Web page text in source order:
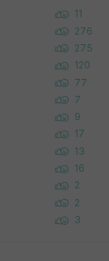
11
276
275
120
77
7
9
17
13
16
2
2
3